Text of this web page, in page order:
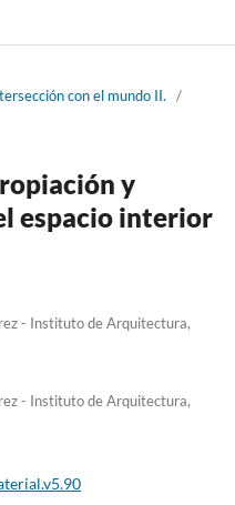
con el mundo II.
/
y
espacio interior
- Instituto de Arquitectura,
- Instituto de Arquitectura,